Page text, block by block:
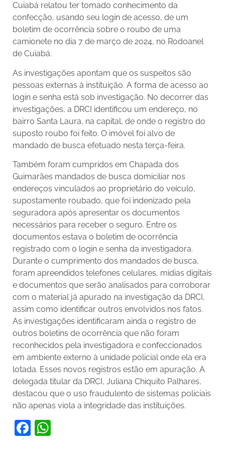
Cuiabá relatou ter tomado conhecimento da
confecção, usando seu login de acesso, de um
boletim de ocorrência sobre o roubo de uma
camionete no dia 7 de março de 2024, no Rodoanel
de Cuiabá.
As investigações apontam que os suspeitos são
pessoas externas à instituição. A forma de acesso ao
login e senha está sob investigação. No decorrer das
investigações, a DRCI identificou um endereço, no
bairro Santa Laura, na capital, de onde o registro do
suposto roubo foi feito. O imóvel foi alvo de
mandado de busca efetuado nesta terça-feira.
Também foram cumpridos em Chapada dos
Guimarães mandados de busca domiciliar nos
endereços vinculados ao proprietário do veículo,
supostamente roubado, que foi indenizado pela
seguradora após apresentar os documentos
necessários para receber o seguro. Entre os
documentos estava o boletim de ocorrência
registrado com o login e senha da investigadora.
Durante o cumprimento dos mandados de busca,
foram apreendidos telefones celulares, mídias digitais
e documentos que serão analisados para corroborar
com o material já apurado na investigação da DRCI,
assim como identificar outros envolvidos nos fatos.
As investigações identificaram ainda o registro de
outros boletins de ocorrência que não foram
reconhecidos pela investigadora e confeccionados
em ambiente externo à unidade policial onde ela era
lotada. Esses novos registros estão em apuração. A
delegada titular da DRCI, Juliana Chiquito Palhares,
destacou que o uso fraudulento de sistemas policiais
não apenas viola a integridade das instituições.
Facebook